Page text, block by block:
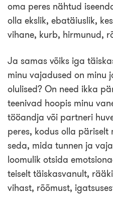
oma peres nähtud
olla ekslik, ebatäiuslik,
vihane, kurb, hirmunud,
Ja samas võiks iga
minu vajadused on minu
olulised? On need ikka
teenivad hoopis minu
tööandja või partneri
peres, kodus olla
seda, mida tunnen ja
loomulik otsida
teiselt täiskasvanult,
vihast, rõõmust,